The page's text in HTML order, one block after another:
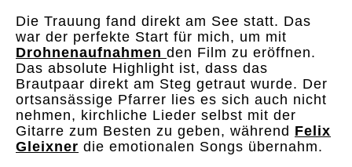
Die Trauung fand direkt am See statt. Das
war der perfekte Start für mich, um mit
Drohnenaufnahmen den Film zu eröffnen.
Das absolute Highlight ist, dass das
Brautpaar direkt am Steg getraut wurde. Der
ortsansässige Pfarrer lies es sich auch nicht
nehmen, kirchliche Lieder selbst mit der
Gitarre zum Besten zu geben, während Felix
Gleixner die emotionalen Songs übernahm.